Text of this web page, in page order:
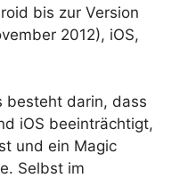
bis zur Version
2012), iOS,
besteht darin, dass
iOS beeinträchtigt,
und ein Magic
Selbst im